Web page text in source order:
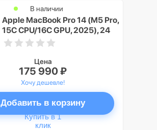
Apple MacBook Pro 14 (M5 Pro,
15C CPU/16C GPU, 2025), 24
ГБ, 4 ТБ SSD, Черный космос
В наличии
Цена
175 990 ₽
Хочу дешевле!
Добавить в корзину
Купить в 1
клик